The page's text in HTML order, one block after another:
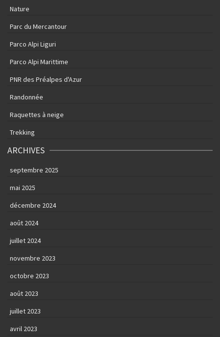
Nature
Parc du Mercantour
Parco Alpi Liguri
Parco Alpi Marittime
PNR des Préalpes d'Azur
Randonnée
Raquettes à neige
Trekking
ARCHIVES
septembre 2025
mai 2025
décembre 2024
août 2024
juillet 2024
novembre 2023
octobre 2023
août 2023
juillet 2023
avril 2023